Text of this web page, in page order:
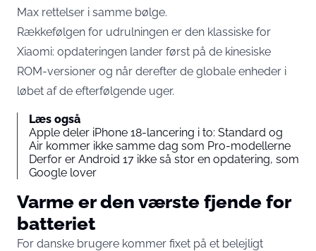
Max rettelser i samme bølge.
Rækkefølgen for udrulningen er den klassiske for
Xiaomi: opdateringen lander først på de kinesiske
ROM-versioner og når derefter de globale enheder i
løbet af de efterfølgende uger.
Læs også
Apple deler iPhone 18-lancering i to: Standard og
Air kommer ikke samme dag som Pro-modellerne
Derfor er Android 17 ikke så stor en opdatering, som
Google lover
Varme er den værste fjende for
batteriet
For danske brugere kommer fixet på et belejligt